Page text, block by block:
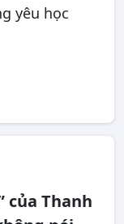
yêu học
của Thanh